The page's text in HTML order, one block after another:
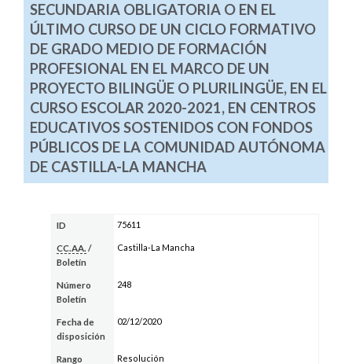
SECUNDARIA OBLIGATORIA O EN EL
ÚLTIMO CURSO DE UN CICLO FORMATIVO
DE GRADO MEDIO DE FORMACIÓN
PROFESIONAL EN EL MARCO DE UN
PROYECTO BILINGÜE O PLURILINGÜE, EN EL
CURSO ESCOLAR 2020-2021, EN CENTROS
EDUCATIVOS SOSTENIDOS CON FONDOS
PÚBLICOS DE LA COMUNIDAD AUTÓNOMA
DE CASTILLA-LA MANCHA
ID 75611
CC.AA. /
Boletín
Castilla-La Mancha
Número
Boletín
248
Fecha de
disposición
02/12/2020
Rango Resolución